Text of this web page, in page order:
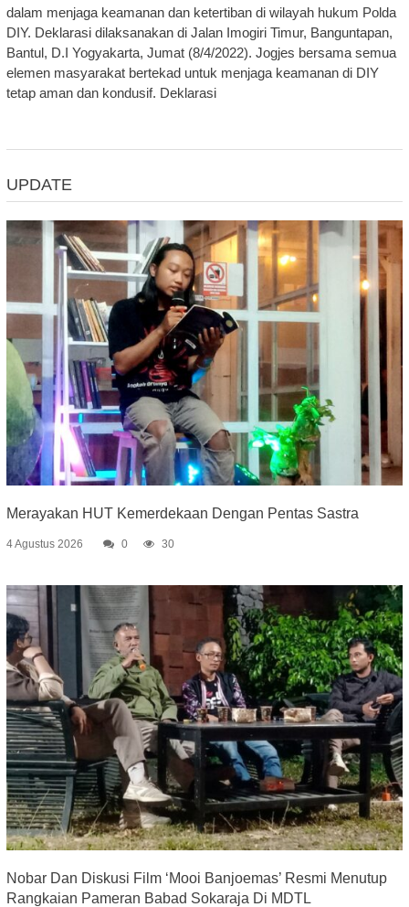
dalam menjaga keamanan dan ketertiban di wilayah hukum Polda
DIY. Deklarasi dilaksanakan di Jalan Imogiri Timur, Banguntapan,
Bantul, D.I Yogyakarta, Jumat (8/4/2022). Jogjes bersama semua
elemen masyarakat bertekad untuk menjaga keamanan di DIY
tetap aman dan kondusif. Deklarasi
UPDATE
Merayakan HUT Kemerdekaan Dengan Pentas Sastra
4 Agustus 2026 0 30
Nobar Dan Diskusi Film ‘Mooi Banjoemas’ Resmi Menutup
Rangkaian Pameran Babad Sokaraja Di MDTL